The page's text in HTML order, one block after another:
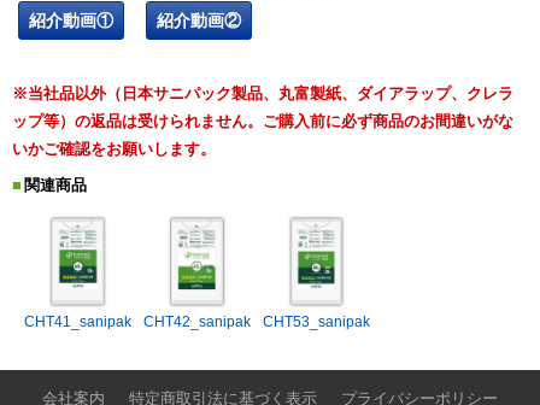
紹介動画① 紹介動画②
※当社品以外（日本サニパック製品、丸富製紙、ダイアラップ、クレラ
ップ等）の返品は受けられません。ご購入前に必ず商品のお間違いがな
いかご確認をお願いします。
関連商品
CHT41_sanipak CHT42_sanipak CHT53_sanipak
会社案内 特定商取引法に基づく表示 プライバシーポリシー